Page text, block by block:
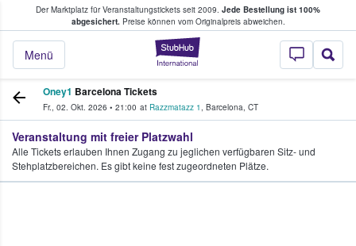
Der Marktplatz für Veranstaltungstickets seit 2009. Jede Bestellung ist 100%
abgesichert.Preise können vom Originalpreis abweichen.
StubHub - Wo
Menü
Tickets kaufen & verkaufen
Oney1 Barcelona Tickets
Fr., 02. Okt. 2026 • 21:00 at Razzmatazz 1, Barcelona, CT
Veranstaltung mit freier Platzwahl
Alle Tickets erlauben Ihnen Zugang zu jeglichen verfügbaren Sitz- und
Stehplatzbereichen. Es gibt keine fest zugeordneten Plätze.